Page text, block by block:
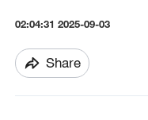
02:04:31 2025-09-03
Share